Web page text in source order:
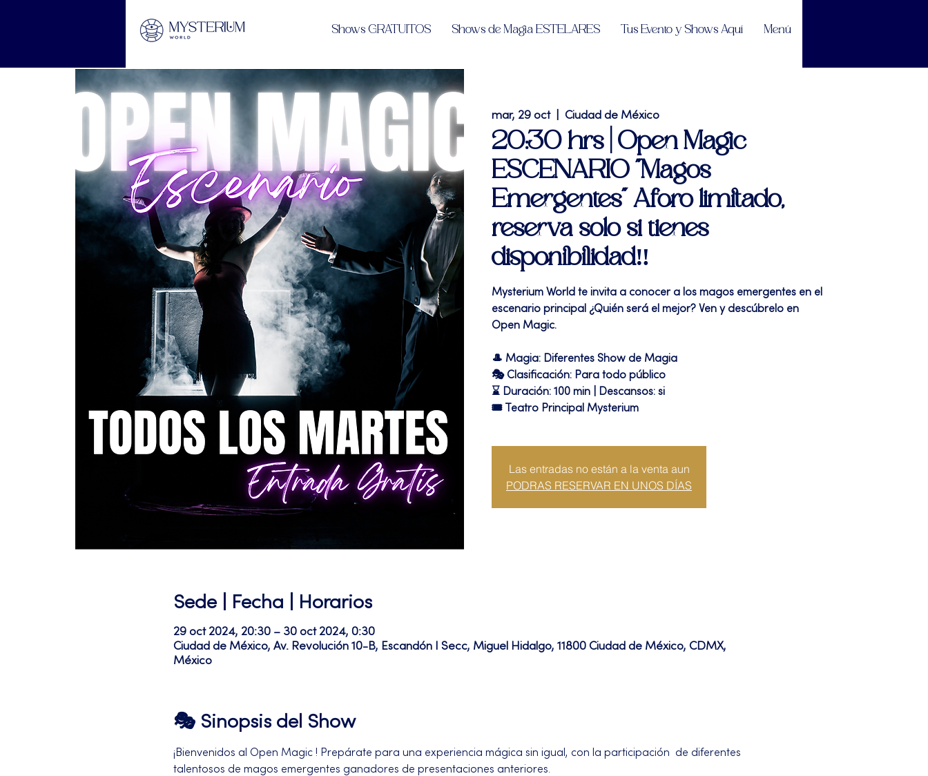
Shows GRATUITOS Shows de Magia ESTELARES Tus Evento y Shows Aquí Menú
mar, 29 oct
  |
Ciudad de México
20:30 hrs | Open Magic
ESCENARIO "Magos
Emergentes" Aforo limitado,
reserva solo si tienes
disponibilidad‼️
Mysterium World te invita a conocer a los magos emergentes en el
escenario principal ¿Quién será el mejor? Ven y descúbrelo en
Open Magic.
🎩 Magia: Diferentes Show de Magia
🎭 Clasificación: Para todo público
⌛ Duración: 100 min | Descansos: si
🎟 Teatro Principal Mysterium
Las entradas no están a la venta aun
PODRAS RESERVAR EN UNOS DÍAS
Sede | Fecha | Horarios
29 oct 2024, 20:30 – 30 oct 2024, 0:30
Ciudad de México, Av. Revolución 10-B, Escandón I Secc, Miguel Hidalgo, 11800 Ciudad de México, CDMX,
México
🎭 Sinopsis del Show
¡Bienvenidos al Open Magic ! Prepárate para una experiencia mágica sin igual, con la participación  de diferentes
talentosos de magos emergentes ganadores de presentaciones anteriores.